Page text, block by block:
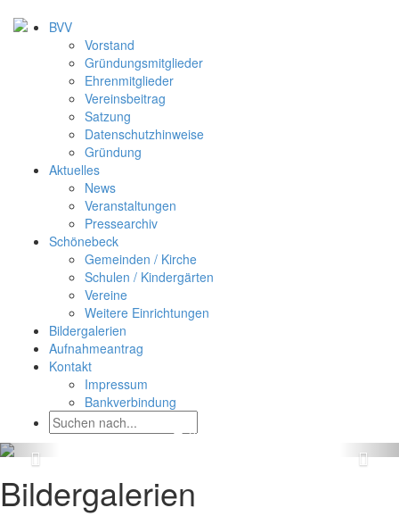
BVV
Vorstand
Gründungsmitglieder
Ehrenmitglieder
Vereinsbeitrag
Satzung
Datenschutzhinweise
Gründung
Aktuelles
News
Veranstaltungen
Pressearchiv
Schönebeck
Gemeinden / Kirche
Schulen / Kindergärten
Vereine
Weitere Einrichtungen
Bildergalerien
Aufnahmeantrag
Kontakt
Impressum
Bankverbindung
Bildergalerien